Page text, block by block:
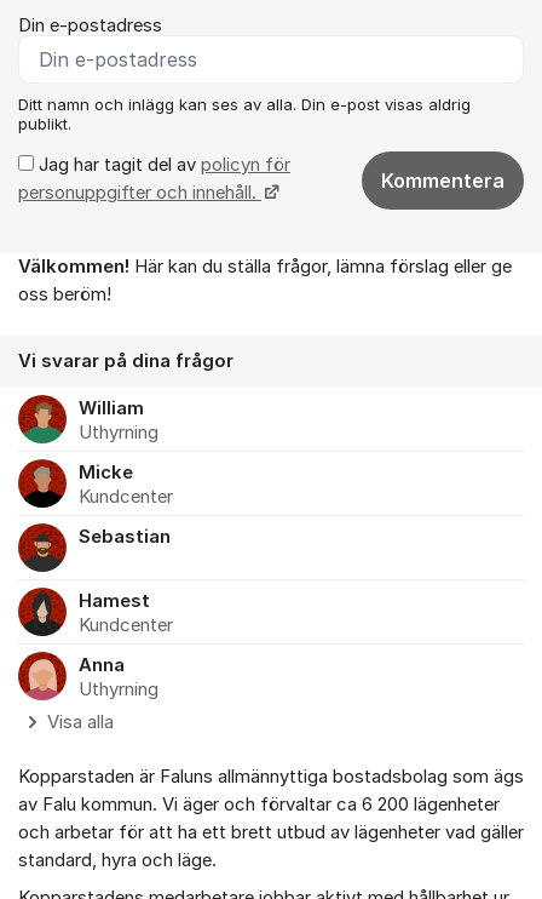
Din e-postadress
Ditt namn och inlägg kan ses av alla. Din e-post visas aldrig
publikt.
Jag har tagit del av policyn för
personuppgifter och innehåll.
Kommentera
Om forumet
Välkommen! Här kan du ställa frågor, lämna förslag eller ge
oss beröm!
Vi svarar på dina frågor
William
Uthyrning
Micke
Kundcenter
Sebastian
Hamest
Kundcenter
Anna
Uthyrning
Visa alla
Kopparstaden är Faluns allmännyttiga bostadsbolag som ägs
av Falu kommun. Vi äger och förvaltar ca 6 200 lägenheter
och arbetar för att ha ett brett utbud av lägenheter vad gäller
standard, hyra och läge.